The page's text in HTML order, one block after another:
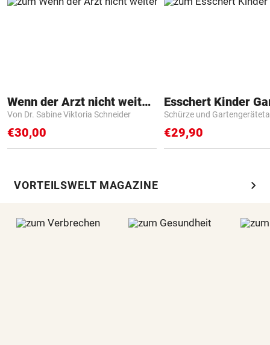
Wenn der Arzt nicht weiter weiß
Von Dr. Sabine Viktoria Schneider
€30,00
Schürze und
€29,90
VORTEILSWELT MAGAZINE chevron_right